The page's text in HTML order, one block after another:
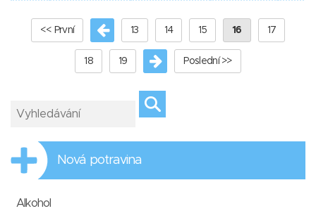
<< První 13 14 15 16 17
18 19 Poslední >>
Nová potravina
Alkohol